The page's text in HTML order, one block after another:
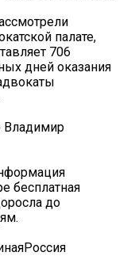
палате,
706
дней оказания
Владимир
бесплатная
до